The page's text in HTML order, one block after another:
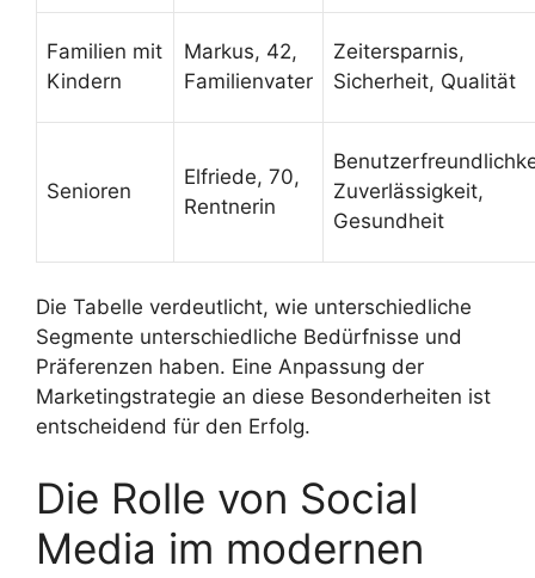
Familien mit
Kindern
Markus, 42,
Familienvater
Zeitersparnis,
Sicherheit, Qualität
Senioren
Elfriede, 70,
Rentnerin
Zuverlässigkeit,
Gesundheit
Die Tabelle verdeutlicht, wie unterschiedliche
Segmente unterschiedliche Bedürfnisse und
Präferenzen haben. Eine Anpassung der
Marketingstrategie an diese Besonderheiten ist
entscheidend für den Erfolg.
Die Rolle von Social
Media im modernen